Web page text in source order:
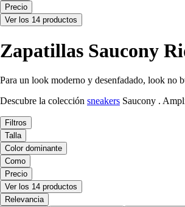
Precio
Ver los 14 productos
Zapatillas Saucony
Para un look moderno y desenfadado, look no
Descubre la colección sneakers Saucony .
Filtros
Talla
Color dominante
Como
Precio
Ver los 14 productos
Relevancia